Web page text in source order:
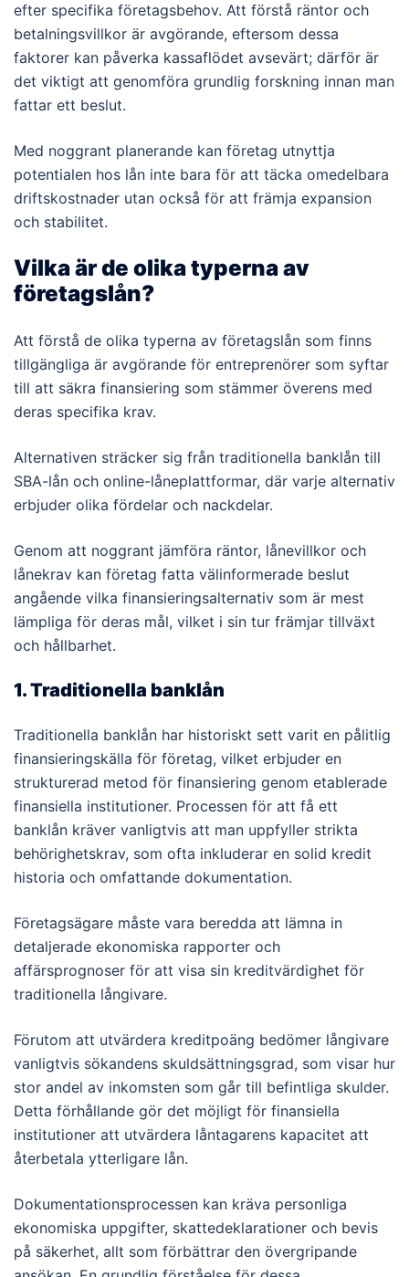
efter specifika företagsbehov. Att förstå räntor och
betalningsvillkor är avgörande, eftersom dessa
faktorer kan påverka kassaflödet avsevärt; därför är
det viktigt att genomföra grundlig forskning innan man
fattar ett beslut.
Med noggrant planerande kan företag utnyttja
potentialen hos lån inte bara för att täcka omedelbara
driftskostnader utan också för att främja expansion
och stabilitet.
Vilka är de olika typerna av
företagslån?
Att förstå de olika typerna av företagslån som finns
tillgängliga är avgörande för entreprenörer som syftar
till att säkra finansiering som stämmer överens med
deras specifika krav.
Alternativen sträcker sig från traditionella banklån till
SBA-lån och online-låneplattformar, där varje alternativ
erbjuder olika fördelar och nackdelar.
Genom att noggrant jämföra räntor, lånevillkor och
lånekrav kan företag fatta välinformerade beslut
angående vilka finansieringsalternativ som är mest
lämpliga för deras mål, vilket i sin tur främjar tillväxt
och hållbarhet.
1. Traditionella banklån
Traditionella banklån har historiskt sett varit en pålitlig
finansieringskälla för företag, vilket erbjuder en
strukturerad metod för finansiering genom etablerade
finansiella institutioner. Processen för att få ett
banklån kräver vanligtvis att man uppfyller strikta
behörighetskrav, som ofta inkluderar en solid kredit
historia och omfattande dokumentation.
Företagsägare måste vara beredda att lämna in
detaljerade ekonomiska rapporter och
affärsprognoser för att visa sin kreditvärdighet för
traditionella långivare.
Förutom att utvärdera kreditpoäng bedömer långivare
vanligtvis sökandens skuldsättningsgrad, som visar hur
stor andel av inkomsten som går till befintliga skulder.
Detta förhållande gör det möjligt för finansiella
institutioner att utvärdera låntagarens kapacitet att
återbetala ytterligare lån.
Dokumentationsprocessen kan kräva personliga
ekonomiska uppgifter, skattedeklarationer och bevis
på säkerhet, allt som förbättrar den övergripande